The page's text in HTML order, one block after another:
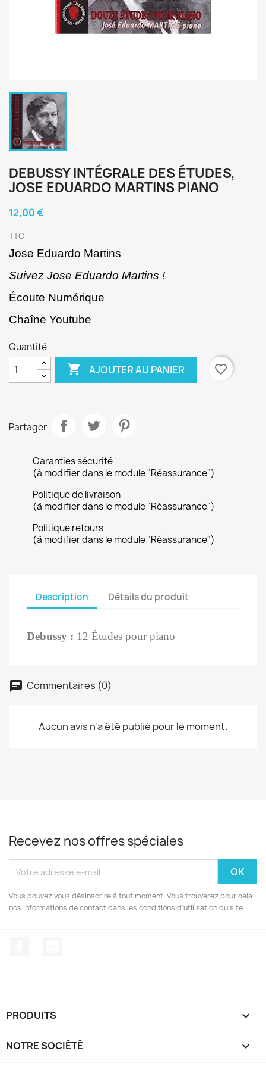
DEBUSSY INTÉGRALE DES ÉTUDES,
JOSE EDUARDO MARTINS PIANO
12,00 €
TTC
Jose Eduardo Martins
Suivez Jose Eduardo Martins !
Écoute Numérique
Chaîne Youtube
Quantité
 AJOUTER AU PANIER favorite_border
Partager
Garanties sécurité
(à modifier dans le module "Réassurance")
Politique de livraison
(à modifier dans le module "Réassurance")
Politique retours
(à modifier dans le module "Réassurance")
Description Détails du produit
Debussy : 12 Études pour piano
Commentaires (0)
Aucun avis n'a été publié pour le moment.
Recevez nos offres spéciales
Vous pouvez vous désinscrire à tout moment. Vous trouverez pour cela
nos informations de contact dans les conditions d'utilisation du site.
PRODUITS 
NOTRE SOCIÉTÉ 